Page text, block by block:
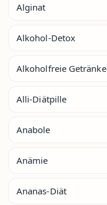
Alginat
Alkohol-Detox
Alkoholfreie Getränke
Alli-Diätpille
Anabole
Anämie
Ananas-Diät